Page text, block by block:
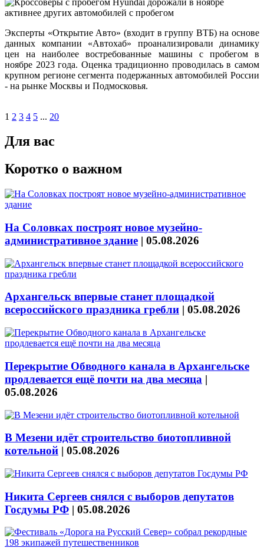
Эксперты «Открытие Авто» (входит в группу ВТБ) на основе
данных компании «Автохаб» проанализировали динамику
цен на наиболее востребованные машины с пробегом в
ноябре 2023 года. Оценка традиционно проводилась в самом
крупном регионе сегмента подержанных автомобилей России
- на рынке Москвы и Подмосковья.
1 2 3 4 5 ... 20
Для вас
Коротко о важном
На Соловках построят новое музейно-
административное здание | 05.08.2026
Архангельск впервые станет площадкой
всероссийского праздника гребли | 05.08.2026
Перекрытие Обводного канала в Архангельске
продлевается ещё почти на два месяца |
05.08.2026
В Мезени идёт строительство биотопливной
котельной | 05.08.2026
Никита Сергеев снялся с выборов депутатов
Госдумы РФ | 05.08.2026